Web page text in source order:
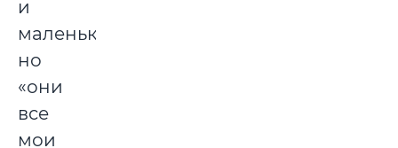
и
маленькие,
но
«они
все
мои